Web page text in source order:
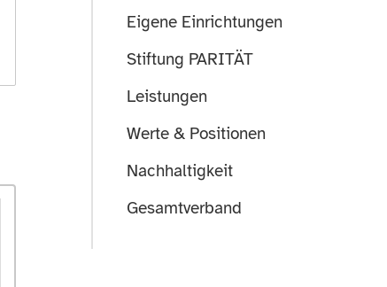
Eigene Einrichtungen
Stiftung PARITÄT
Leistungen
Werte & Positionen
Nachhaltigkeit
Gesamtverband